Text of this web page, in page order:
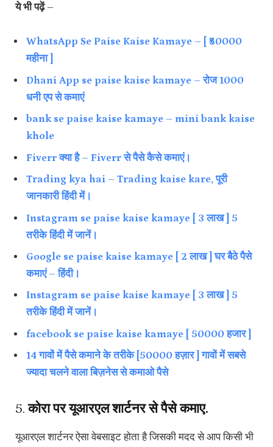
ये भी पढ़ें –
WhatsApp Se Paise Kaise Kamaye – [ ₹50000
महीना ]
Dhani App se paise kaise kamaye – रोज 1000
धनी एप से कमाएं
bank se paise kaise kamaye – mini bank kaise
khole
Fiverr क्या है – Fiverr से पैसे कैसे कमाएं।
Trading kya hai – Trading kaise kare, पूरी
जानकारी हिंदी में।
Instagram se paise kaise kamaye [ 3 लाख ] 5
तरीके हिंदी में जानें।
Google se paise kaise kamaye [ 2 लाख ] घर बैठे पैसे
कमाएं – हिंदी।
Instagram se paise kaise kamaye [ 3 लाख ] 5
तरीके हिंदी में जानें।
facebook se paise kaise kamaye [ 50000 हजार ]
14 गावों में पैसे कमाने के तरीके [50000 हज़ार ] गावों में सबसे
ज्यादा चलने वाला बिज़नेस से कमाओ पैसे
5.कोरा पर यूआरएल शार्टनर से पैसे कमाए.
यूआरएल शार्टनर ऐसा वेबसाइट होता है जिसकी मदद से आप किसी भी